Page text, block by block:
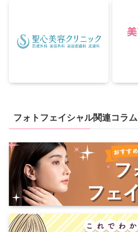
フォトフェイシャル関連コラム